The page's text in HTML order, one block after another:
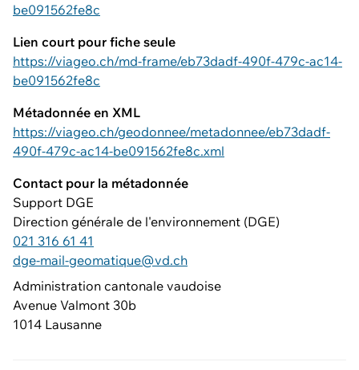
be091562fe8c
Lien court pour fiche seule
https://viageo.ch/md-frame/eb73dadf-490f-479c-ac14-
be091562fe8c
Métadonnée en XML
https://viageo.ch/geodonnee/metadonnee/eb73dadf-
490f-479c-ac14-be091562fe8c.xml
Contact pour la métadonnée
Support DGE
Direction générale de l'environnement (DGE)
021 316 61 41
dge-mail-geomatique@vd.ch
Administration cantonale vaudoise
Avenue Valmont 30b
1014 Lausanne